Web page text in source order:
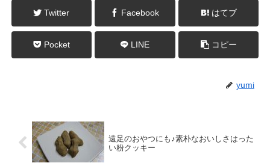
Twitter Facebook はてブ
Pocket LINE コピー
yumi
遠足のおやつにも♪素朴なおいしさはった
い粉クッキー